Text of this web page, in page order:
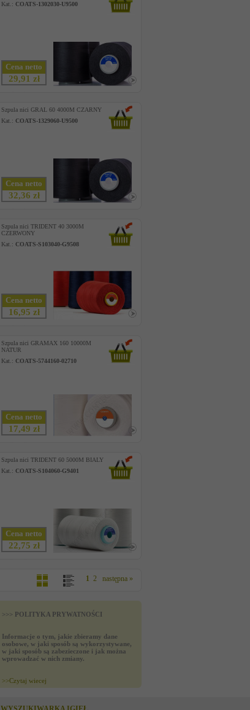
Kat.: COATS-1302030-U9500
Cena netto
29,91 zł
Szpula nici GRAL 60 4000M CZARNY
Kat.: COATS-1329060-U9500
Cena netto
32,36 zł
Szpula nici TRIDENT 40 3000M
CZERWONY
Kat.: COATS-S103040-G9508
Cena netto
16,95 zł
Szpula nici GRAMAX 160 10000M
NATUR
Kat.: COATS-5744160-02710
Cena netto
17,49 zł
Szpula nici TRIDENT 60 5000M BIALY
Kat.: COATS-S104060-G9401
Cena netto
22,75 zł
1 2 następna »
>>> POLITYKA PRYWATNOŚCI
Informacje o tym, jakie zbieramy dane
osobowe, w jaki sposób są wykorzystywane,
w jaki sposób są zabezieczone i jak można
wprowadzać w nich zmiany.
>>Czytaj wiecej